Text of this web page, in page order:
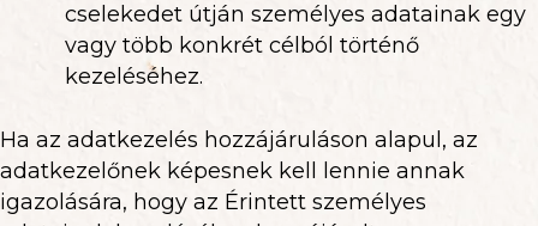
cselekedet útján személyes adatainak egy
vagy több konkrét célból történő
kezeléséhez.
Ha az adatkezelés hozzájáruláson alapul, az
adatkezelőnek képesnek kell lennie annak
igazolására, hogy az Érintett személyes